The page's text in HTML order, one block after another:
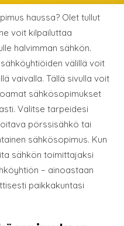
haussa? Olet tullut
voit kilpailuttaa
halvimman sähkön.
välillä voit
vaivalla. Tällä sivulla voit
sähkösopimukset
Valitse tarpeidesi
pörssisähkö tai
sähkösopimus. Kun
sähkön toimittajaksi
– ainoastaan
paikkakuntasi